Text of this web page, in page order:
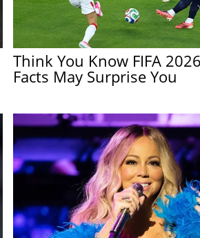
Think You Know FIFA
Facts May Surprise You